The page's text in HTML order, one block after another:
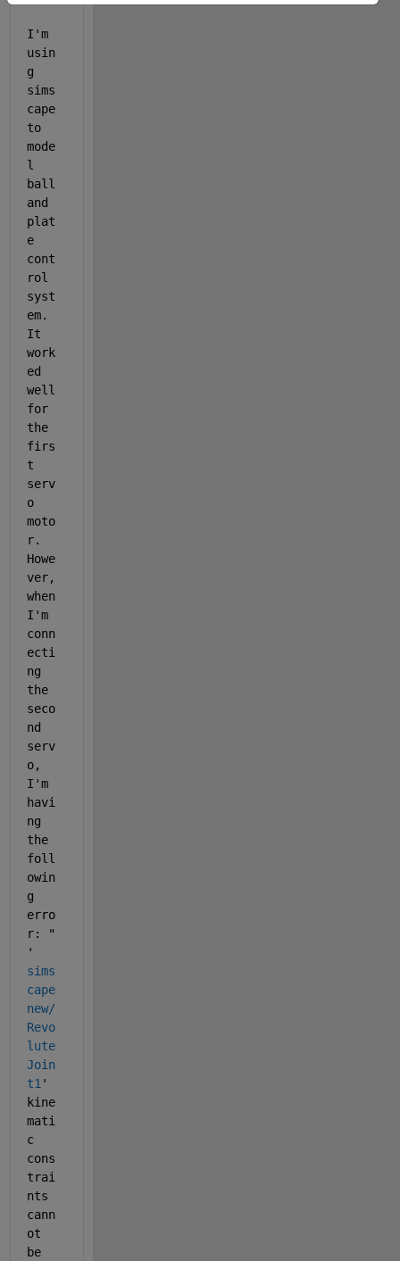
I'm
usin
g
sims
cape
to
mode
l
ball
and
plat
e
cont
rol
syst
em.
It
work
ed
well
for
the
firs
t
serv
o
moto
r.
Howe
ver,
when
I'm
conn
ecti
ng
the
seco
nd
serv
o,
I'm
havi
ng
the
foll
owin
g
erro
r: "
'
sims
cape
new/
Revo
lute
Join
t1 '
kine
mati
c
cons
trai
nts
cann
ot
be